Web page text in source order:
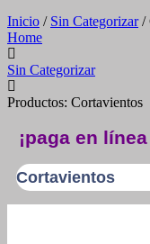
Inicio / Sin Categorizar/
Home
Sin Categorizar
Productos: Cortavientos
¡paga en
Cortavientos